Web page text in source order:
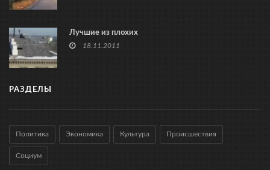
Лучшие из плохих
18.11.2011
РАЗДЕЛЫ
Политика Экономика Культура Происшествия
Социум